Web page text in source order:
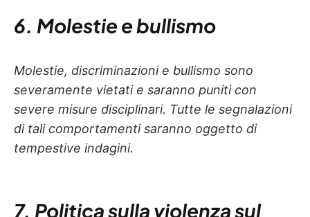
6. Molestie e bullismo
Molestie, discriminazioni e bullismo sono
severamente vietati e saranno puniti con
severe misure disciplinari. Tutte le segnalazioni
di tali comportamenti saranno oggetto di
tempestive indagini.
7. Politica sulla violenza sul